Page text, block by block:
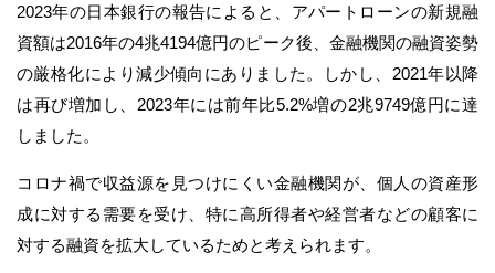
2023年の日本銀行の報告によると、アパートローンの新規融
資額は2016年の4兆4194億円のピーク後、金融機関の融資姿勢
の厳格化により減少傾向にありました。しかし、2021年以降
は再び増加し、2023年には前年比5.2%増の2兆9749億円に達
しました。
コロナ禍で収益源を見つけにくい金融機関が、個人の資産形
成に対する需要を受け、特に高所得者や経営者などの顧客に
対する融資を拡大しているためと考えられます。